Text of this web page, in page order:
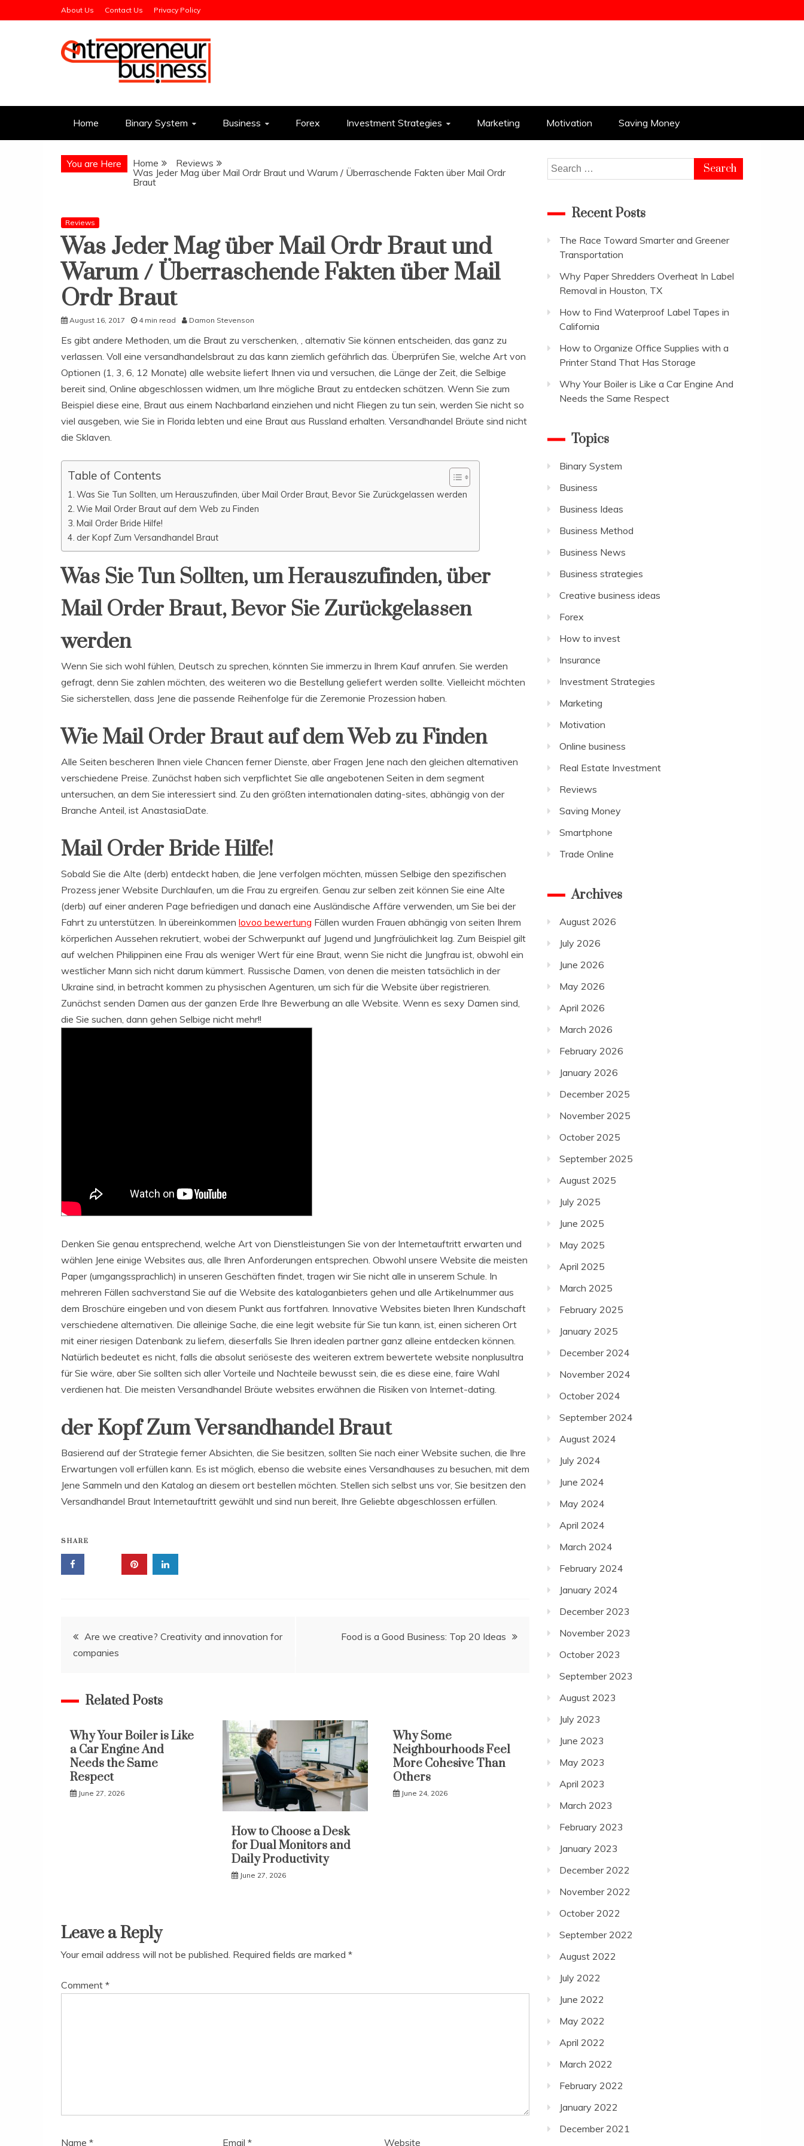
to
About Us Contact Us Privacy Policy
Entrepreneur Business
Home Binary System Business Forex Investment Strategies Marketing Motivation Saving Money
You are Here Home
Reviews
Was Jeder Mag über Mail Ordr Braut und Warum / Überraschende Fakten über Mail Ordr
Braut
Reviews
Was Jeder Mag über Mail Ordr Braut und
Warum / Überraschende Fakten über Mail
Ordr Braut
August 16, 2017 4 min read Damon Stevenson
Es gibt andere Methoden, um die Braut zu verschenken, , alternativ Sie können entscheiden, das ganz zu
verlassen. Voll eine versandhandelsbraut zu das kann ziemlich gefährlich das. Überprüfen Sie, welche Art von
Optionen (1, 3, 6, 12 Monate) alle website liefert Ihnen via und versuchen, die Länge der Zeit, die Selbige
bereit sind, Online abgeschlossen widmen, um Ihre mögliche Braut zu entdecken schätzen. Wenn Sie zum
Beispiel diese eine, Braut aus einem Nachbarland einziehen und nicht Fliegen zu tun sein, werden Sie nicht so
viel ausgeben, wie Sie in Florida lebten und eine Braut aus Russland erhalten. Versandhandel Bräute sind nicht
die Sklaven.
Table of Contents
Was Sie Tun Sollten, um Herauszufinden, über Mail Order Braut, Bevor Sie Zurückgelassen werden
Wie Mail Order Braut auf dem Web zu Finden
Mail Order Bride Hilfe!
der Kopf Zum Versandhandel Braut
Was Sie Tun Sollten, um Herauszufinden, über
Mail Order Braut, Bevor Sie Zurückgelassen
werden
Wenn Sie sich wohl fühlen, Deutsch zu sprechen, könnten Sie immerzu in Ihrem Kauf anrufen. Sie werden
gefragt, denn Sie zahlen möchten, des weiteren wo die Bestellung geliefert werden sollte. Vielleicht möchten
Sie sicherstellen, dass Jene die passende Reihenfolge für die Zeremonie Prozession haben.
Wie Mail Order Braut auf dem Web zu Finden
Alle Seiten bescheren Ihnen viele Chancen ferner Dienste, aber Fragen Jene nach den gleichen alternativen
verschiedene Preise. Zunächst haben sich verpflichtet Sie alle angebotenen Seiten in dem segment
untersuchen, an dem Sie interessiert sind. Zu den größten internationalen dating-sites, abhängig von der
Branche Anteil, ist AnastasiaDate.
Mail Order Bride Hilfe!
Sobald Sie die Alte (derb) entdeckt haben, die Jene verfolgen möchten, müssen Selbige den spezifischen
Prozess jener Website Durchlaufen, um die Frau zu ergreifen. Genau zur selben zeit können Sie eine Alte
(derb) auf einer anderen Page befriedigen und danach eine Ausländische Affäre verwenden, um Sie bei der
Fahrt zu unterstützen. In übereinkommen lovoo bewertung Fällen wurden Frauen abhängig von seiten Ihrem
körperlichen Aussehen rekrutiert, wobei der Schwerpunkt auf Jugend und Jungfräulichkeit lag. Zum Beispiel gilt
auf welchen Philippinen eine Frau als weniger Wert für eine Braut, wenn Sie nicht die Jungfrau ist, obwohl ein
westlicher Mann sich nicht darum kümmert. Russische Damen, von denen die meisten tatsächlich in der
Ukraine sind, in betracht kommen zu physischen Agenturen, um sich für die Website über registrieren.
Zunächst senden Damen aus der ganzen Erde Ihre Bewerbung an alle Website. Wenn es sexy Damen sind,
die Sie suchen, dann gehen Selbige nicht mehr!!
Denken Sie genau entsprechend, welche Art von Dienstleistungen Sie von der Internetauftritt erwarten und
wählen Jene einige Websites aus, alle Ihren Anforderungen entsprechen. Obwohl unsere Website die meisten
Paper (umgangssprachlich) in unseren Geschäften findet, tragen wir Sie nicht alle in unserem Schule. In
mehreren Fällen sachverstand Sie auf die Website des kataloganbieters gehen und alle Artikelnummer aus
dem Broschüre eingeben und von diesem Punkt aus fortfahren. Innovative Websites bieten Ihren Kundschaft
verschiedene alternativen. Die alleinige Sache, die eine legit website für Sie tun kann, ist, einen sicheren Ort
mit einer riesigen Datenbank zu liefern, dieserfalls Sie Ihren idealen partner ganz alleine entdecken können.
Natürlich bedeutet es nicht, falls die absolut seriöseste des weiteren extrem bewertete website nonplusultra
für Sie wäre, aber Sie sollten sich aller Vorteile und Nachteile bewusst sein, die es diese eine, faire Wahl
verdienen hat. Die meisten Versandhandel Bräute websites erwähnen die Risiken von Internet-dating.
der Kopf Zum Versandhandel Braut
Basierend auf der Strategie ferner Absichten, die Sie besitzen, sollten Sie nach einer Website suchen, die Ihre
Erwartungen voll erfüllen kann. Es ist möglich, ebenso die website eines Versandhauses zu besuchen, mit dem
Jene Sammeln und den Katalog an diesem ort bestellen möchten. Stellen sich selbst uns vor, Sie besitzen den
Versandhandel Braut Internetauftritt gewählt und sind nun bereit, Ihre Geliebte abgeschlossen erfüllen.
SHARE
Post
navigation
Are we creative? Creativity and innovation for
companies
Food is a Good Business: Top 20 Ideas
Related Posts
Why Your Boiler is Like
a Car Engine And
Needs the Same
Respect
June 27, 2026
How to Choose a Desk
for Dual Monitors and
Daily Productivity
June 27, 2026
Why Some
Neighbourhoods Feel
More Cohesive Than
Others
June 24, 2026
Leave a Reply
Your email address will not be published. Required fields are marked *
Comment *
Name * Email* Website
Search
for:
Recent Posts
The Race Toward Smarter and Greener
Transportation
Why Paper Shredders Overheat In Label
Removal in Houston, TX
How to Find Waterproof Label Tapes in
California
How to Organize Office Supplies with a
Printer Stand That Has Storage
Why Your Boiler is Like a Car Engine And
Needs the Same Respect
Topics
Binary System
Business
Business Ideas
Business Method
Business News
Business strategies
Creative business ideas
Forex
How to invest
Insurance
Investment Strategies
Marketing
Motivation
Online business
Real Estate Investment
Reviews
Saving Money
Smartphone
Trade Online
Archives
August 2026
July 2026
June 2026
May 2026
April 2026
March 2026
February 2026
January 2026
December 2025
November 2025
October 2025
September 2025
August 2025
July 2025
June 2025
May 2025
April 2025
March 2025
February 2025
January 2025
December 2024
November 2024
October 2024
September 2024
August 2024
July 2024
June 2024
May 2024
April 2024
March 2024
February 2024
January 2024
December 2023
November 2023
October 2023
September 2023
August 2023
July 2023
June 2023
May 2023
April 2023
March 2023
February 2023
January 2023
December 2022
November 2022
October 2022
September 2022
August 2022
July 2022
June 2022
May 2022
April 2022
March 2022
February 2022
January 2022
December 2021